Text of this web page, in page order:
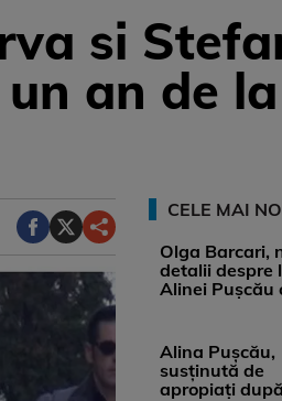
si
an de
CELE MAI
Olga Barcari,
detalii despre
Alinei Pușcău
Alina Pușcău,
susținută de
apropiați după